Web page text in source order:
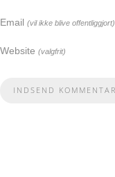
Email (vil ikke blive offentliggjort)
Website (valgfrit)